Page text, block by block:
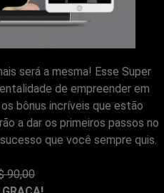
será a mesma! Esse Super
de empreender em
bônus incríveis que estão
a dar os primeiros passos no
que você sempre quis.
90,00